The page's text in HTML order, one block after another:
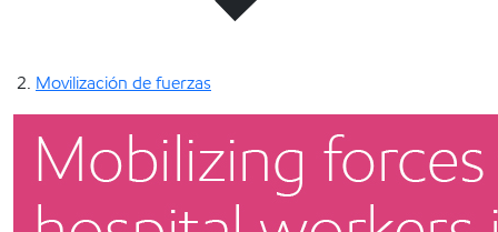
Movilización de fuerzas